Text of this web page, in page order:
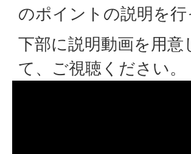
のポイントの説明を
下部に説明動画を用
て、ご視聴ください。